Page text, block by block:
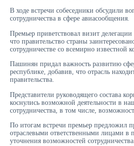
В ходе встречи собеседники обсудили
сотрудничества в сфере авиасообщения.
Премьер приветствовал визит
что правительство страны
сотрудничестве со всемирно известной
Пашинян придал важность развитию
республике, добавив, что отрасль
правительства.
Представители руководящего состава
коснулись возможной деятельности в
сотрудничества, в том числе,
По итогам встречи премьер предложил
отраслевыми ответственными лицами в
уточнения возможностей сотрудничества.